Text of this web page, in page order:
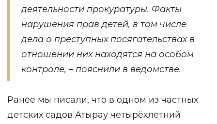
деятельности прокуратуры. Факты
нарушения прав детей, в том числе
дела о преступных посягательствах в
отношении них находятся на особом
контроле, – пояснили в ведомстве.
Ранее мы писали, что в одном из частных
детских садов Атырау четырёхлетний